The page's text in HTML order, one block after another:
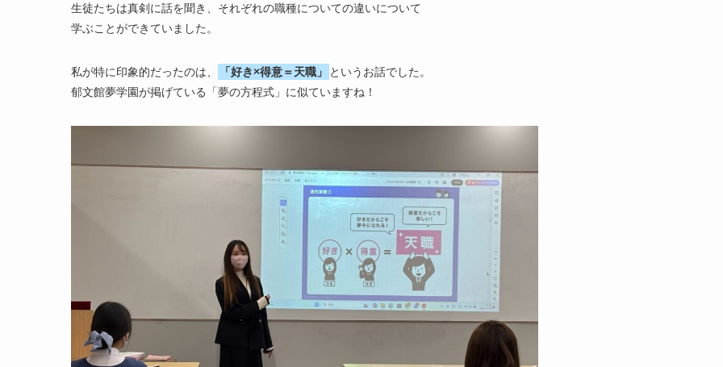
生徒たちは真剣に話を聞き、それぞれの職種についての違いについて
学ぶことができていました。
私が特に印象的だったのは、 「好き×得意＝天職」
というお話でした。
郁文館夢学園が掲げている「夢の方程式」に似ていますね！